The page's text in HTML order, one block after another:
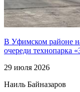
В Уфимском районе
очереди технопарка
29 июля 2026
Наиль Байназаров